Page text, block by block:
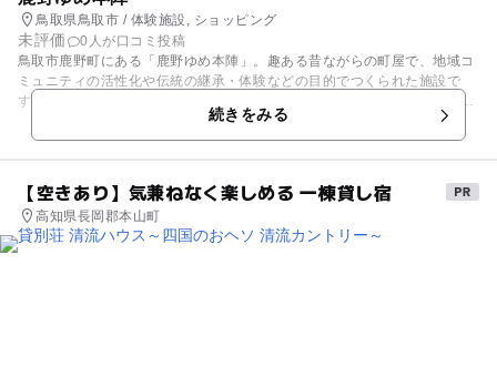
鳥取県鳥取市 / 体験施設, ショッピング
未評価
0人が口コミ投稿
鳥取市鹿野町にある「鹿野ゆめ本陣」。趣ある昔ながらの町屋で、地域コ
ミュニティの活性化や伝統の継承・体験などの目的でつくられた施設で
す。販売所では、手作りの和小物を中心に着物をリフォームした衣類やバ
ックなどの作品や、地域の特産品、民芸品などが多く出品されています。
また、町の伝統工芸である藍染め体験をすることができます。そのほか、
続きをみる
【空きあり】気兼ねなく楽しめる 一棟貸し宿
高知県長岡郡本山町